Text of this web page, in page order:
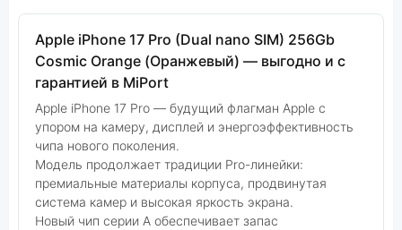
Apple iPhone 17 Pro (Dual nano SIM) 256Gb
Cosmic Orange (Оранжевый) — выгодно и с
гарантией в MiPort
Apple iPhone 17 Pro — будущий флагман Apple с
упором на камеру, дисплей и энергоэффективность
чипа нового поколения.
Модель продолжает традиции Pro-линейки:
премиальные материалы корпуса, продвинутая
система камер и высокая яркость экрана.
Новый чип серии A обеспечивает запас